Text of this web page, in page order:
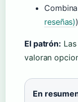
reseñas)
El patrón:
valoran
En